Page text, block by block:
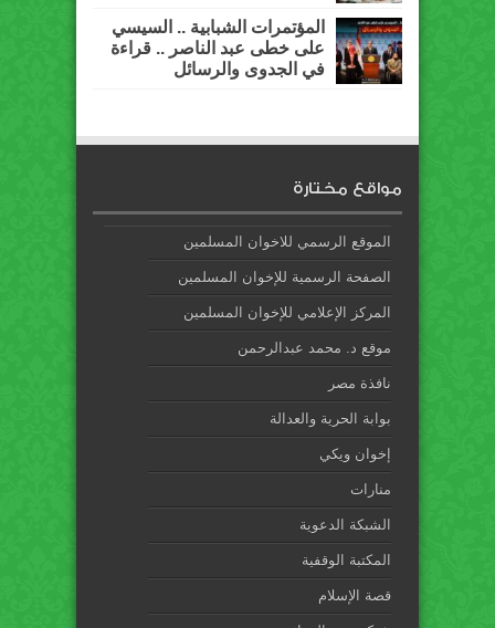
المؤتمرات الشبابية .. السيسي
على خطى عبد الناصر .. قراءة
في الجدوى والرسائل
مواقع مختارة
الموقع الرسمي للاخوان المسلمين
الصفحة الرسمية للإخوان المسلمين
المركز الإعلامي للإخوان المسلمين
موقع د. محمد عبدالرحمن
نافذة مصر
بوابة الحرية والعدالة
إخوان ويكي
منارات
الشبكة الدعوية
المكتبة الوقفية
قصة الإسلام